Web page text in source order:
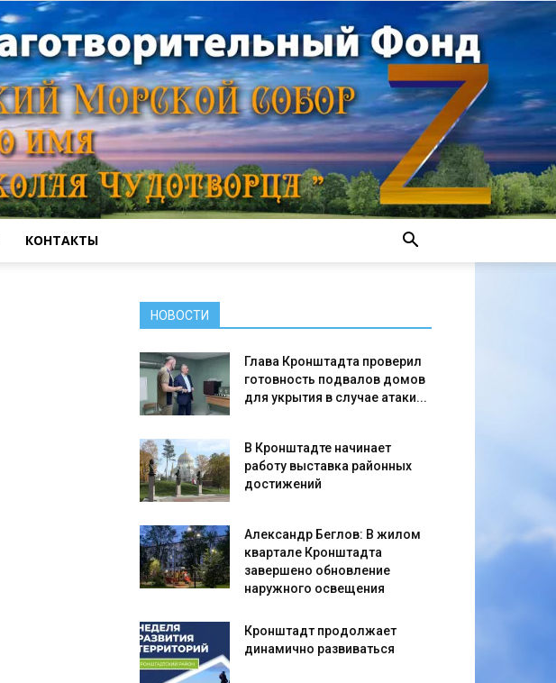
КОНТАКТЫ
НОВОСТИ
Глава Кронштадта проверил
готовность подвалов домов
для укрытия в случае атаки...
В Кронштадте начинает
работу выставка районных
достижений
Александр Беглов: В жилом
квартале Кронштадта
завершено обновление
наружного освещения
Кронштадт продолжает
динамично развиваться